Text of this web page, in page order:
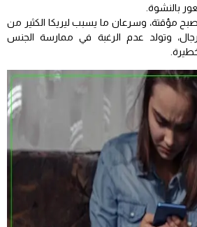
بالنشوة.
مؤقتة، وسرعان ما يسبب ليريكا الكثير من
وتولد عدم الرغبة في ممارسة الجنس